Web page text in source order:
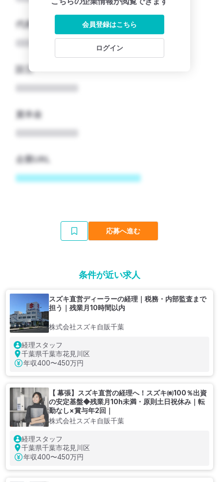
代表者
設立
資本金
企業URL
会員登録はこちら
ログイン
応募へ進む
条件が近い求人
スズキ直営ディーラーの経理｜税務・内部監査まで
担う｜残業月10時間以内
株式会社スズキ自販千葉
経理スタッフ
千葉県千葉市花見川区
年収400〜450万円
【 幕張】スズキ直営の経理へ！スズキ㈱100％出資
の安定基盤◆残業月10h未満・原則土日祝休み｜転
勤なし×賞与年2回｜
株式会社スズキ自販千葉
経理スタッフ
千葉県千葉市花見川区
年収400〜450万円